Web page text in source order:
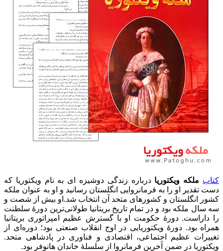
کتاب ملکه ویکتوریادرباره زندگی دوشیزه ای به نام ویکتوریا که
دست تقدیر او را به فرمانروایی انگلستان رسانید و او به عنوان ملکه
کشور انگلستان و کشورهای متحد آن انتخاب شد.او بیش از شصت و
سه سال ملکه بود و در تمام تاریخ بریتانیا طولانی‌ترین دورهٔ سلطنت
را داراست. دورهٔ حکومت او با گسترش عظیم امپراتوری بریتانیا
همراه بود. دورهٔ ویکتوریایی در اوج انقلاب صنعتی بود؛ دوره‌ای از
تغییرات عظیم اجتماعی، اقتصادی و فناوری در پادشاهی متحد.
ویکتوریا در ضمن آخرین فرمانروا از سلسلهٔ خاندان هانوفر بود.